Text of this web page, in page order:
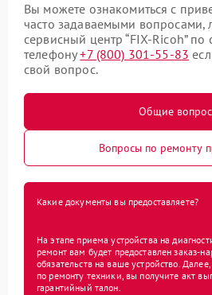
Вы можете ознакомиться с
часто задаваемыми вопросами,
сервисный центр “FIX-Ricoh”
телефону+7 (800) 301-55-83
свой вопрос.
Общие
Вопросы по ремонту
Какие документы вы предоставляете?
На этапе приема устройства на
ремонт вам будет предоставлен заказ-
обязательств на ваше устройство.
по ремонту техники, вы получите акт
гарантийный талон.